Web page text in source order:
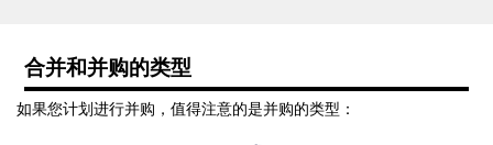
合并和并购的类型
如果您计划进行并购，值得注意的是并购的类型：